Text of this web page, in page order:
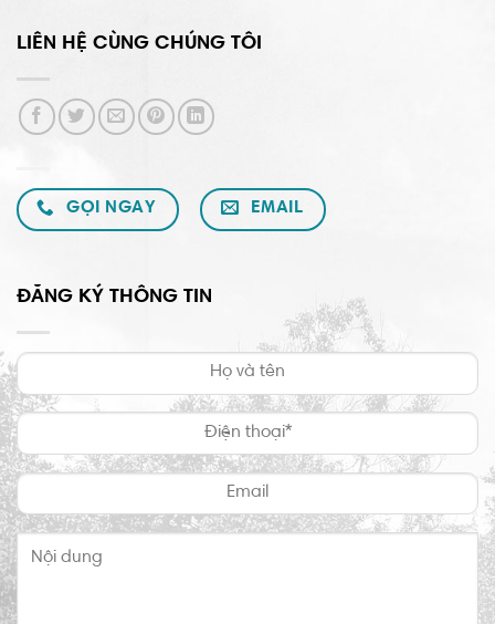
LIÊN HỆ CÙNG CHÚNG TÔI
GỌI NGAY EMAIL
ĐĂNG KÝ THÔNG TIN